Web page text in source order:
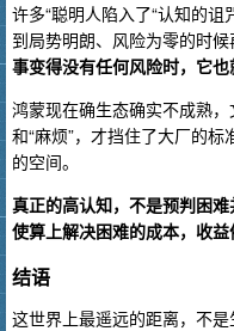
许多“聪明人陷入了“认知的
到局势明朗、风险为零的时候
事变得没有任何风险时，它也
鸿蒙现在确生态确实不成熟
和“麻烦”，才挡住了大厂的
的空间。
真正的高认知，不是预判困
使算上解决困难的成本，收益
结语
这世界上最遥远的距离，不